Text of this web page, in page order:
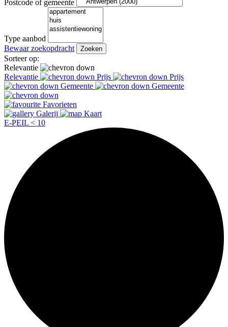
Postcode of gemeente
Type aanbod
Bewaar zoekopdracht
Zoeken
Sorteer op:
Relevantie
Relevantie
Prijs
Prijs
Gemeente
Gemeente
Favorieten
Galerij
Kaart
E-PEIL < 10